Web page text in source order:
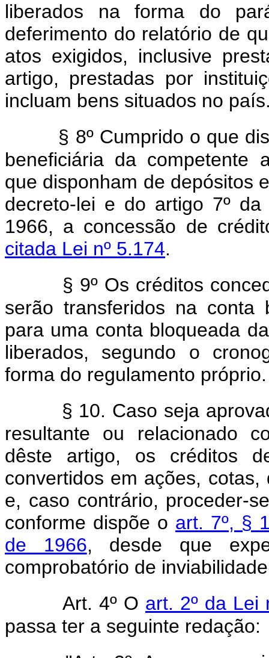
liberados na forma do
deferimento do relatório de
atos exigidos, inclusive
artigo, prestadas por
incluam bens situados no
§ 8º Cumprido o que
beneficiária da competente
que disponham de depósitos
decreto-lei e do artigo 7º
1966, a concessão de
citada Lei nº 5.174.
§ 9º Os créditos
serão transferidos na conta
para uma conta bloqueada
liberados, segundo o
forma do regulamento próprio.
§ 10. Caso seja
resultante ou relacionado
dêste artigo, os créditos
convertidos em ações,
e, caso contrário, proceder-
conforme dispõe o art. 7º, §
de 1966, desde que
comprobatório de
Art. 4º O art. 2º da Lei
passa ter a seguinte redação: